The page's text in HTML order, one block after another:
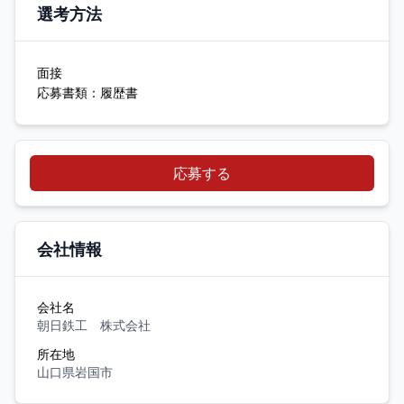
選考方法
面接
応募書類：履歴書
応募する
会社情報
会社名
朝日鉄工 株式会社
所在地
山口県岩国市